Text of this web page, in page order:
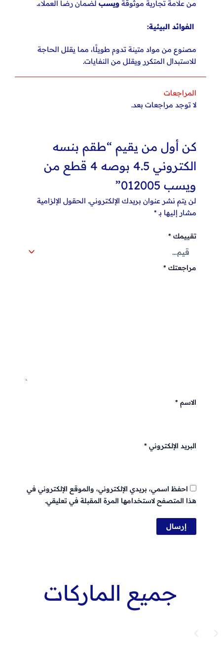
من علامة تجارية موثوقة ويسب لضمان رضا العملاء.
الفوائد البيئية:
مصنوع من مواد متينة تدوم طويلًا، مما يقلل الحاجة
للاستبدال المتكرر ويقلل من النفايات.
المراجعات
لا توجد مراجعات بعد.
كن أول من يقيم “طقم بنسه
الكتروني 4.5 بوصه 4 قطع من
ويسب 012005”
لن يتم نشر عنوان بريدك الإلكتروني. الحقول الإلزامية
مشار إليها بـ *
تقييمك *
مراجعتك *
الاسم *
البريد الإلكتروني *
احفظ اسمي، بريدي الإلكتروني، والموقع الإلكتروني في
هذا المتصفح لاستخدامها المرة المقبلة في تعليقي.
جميع الماركات